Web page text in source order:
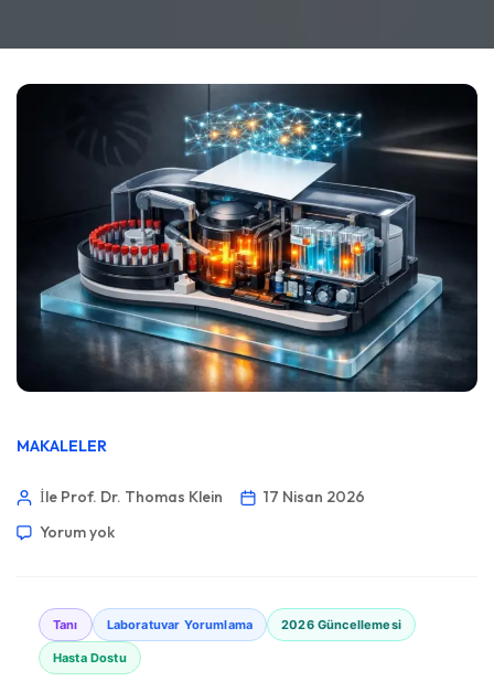
MAKALELER
İle Prof. Dr. Thomas Klein
17 Nisan 2026
Yorum yok
Tanı Laboratuvar Yorumlama 2026 Güncellemesi
Hasta Dostu